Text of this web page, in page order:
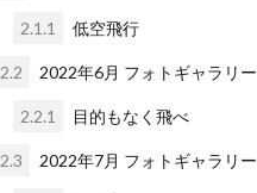
2.1.1 低空飛行
2.2 2022年6月 フォトギャラリー
2.2.1 目的もなく飛べ
2.3 2022年7月 フォトギャラリー